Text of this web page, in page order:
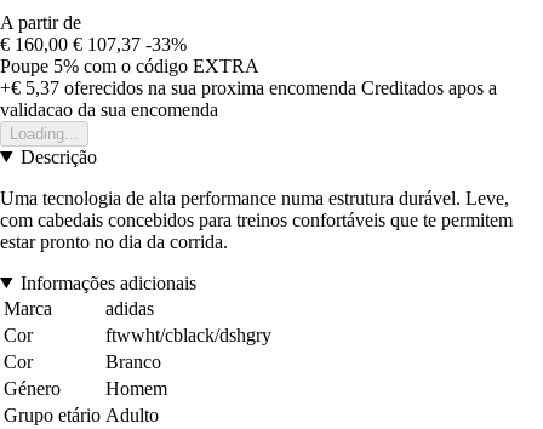
A partir de
€ 160,00 € 107,37 -33%
Poupe 5% com o código EXTRA
+€ 5,37 oferecidos na sua proxima encomenda Creditados apos a
validacao da sua encomenda
Loading...
Descrição
Uma tecnologia de alta performance numa estrutura durável. Leve,
com cabedais concebidos para treinos confortáveis que te permitem
estar pronto no dia da corrida.
Informações adicionais
Marca
adidas
Cor
ftwwht/cblack/dshgry
Cor
Branco
Género
Homem
Grupo etário Adulto